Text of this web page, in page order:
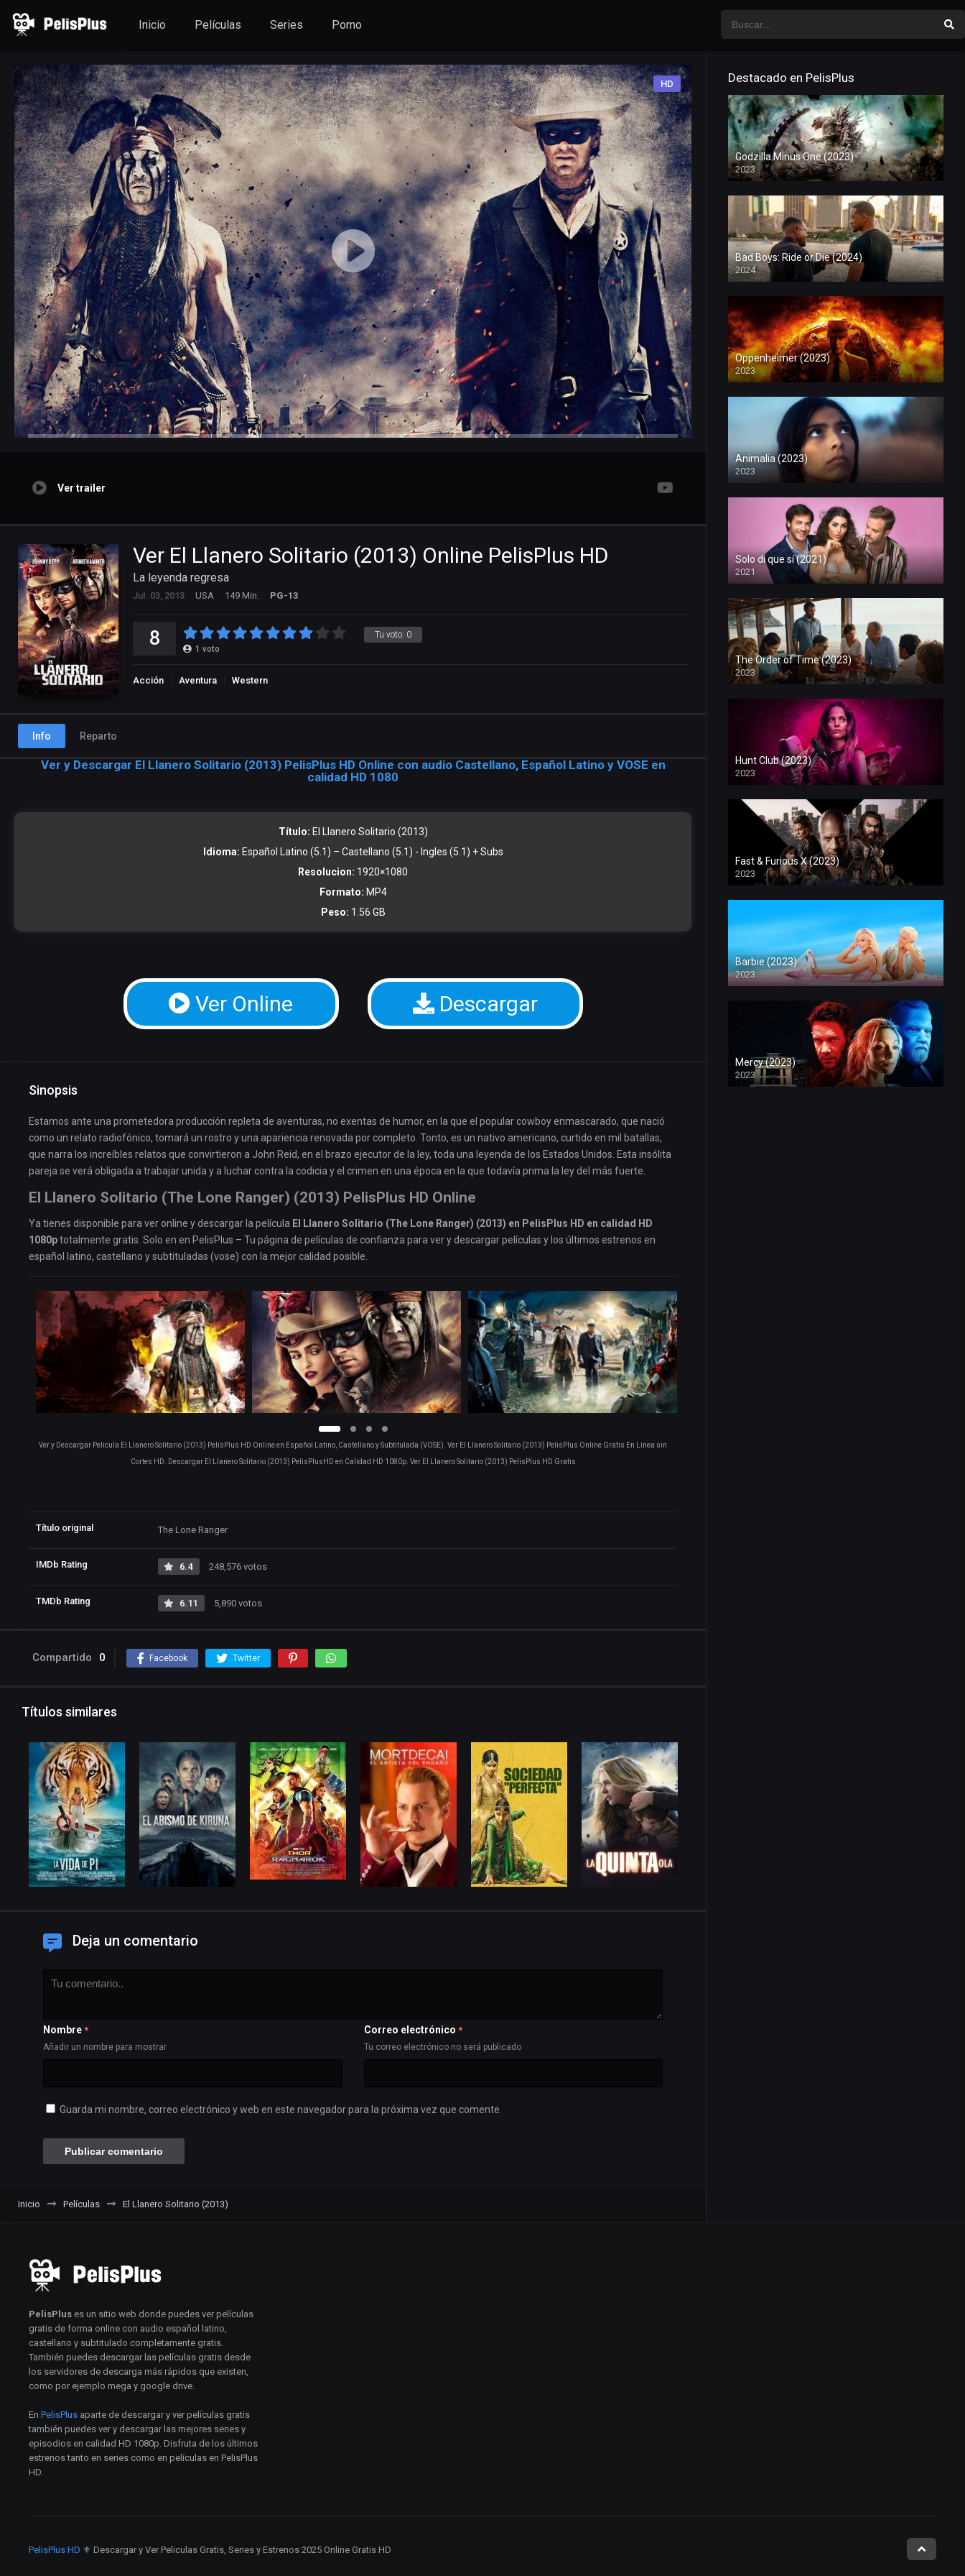
Inicio Películas Series Porno
HD
Ver trailer
Ver El Llanero Solitario (2013) Online PelisPlus HD
La leyenda regresa
Jul. 03, 2013 USA 149 Min. PG-13
Tu voto: 0
8 1 voto
Acción Aventura Western
Info Reparto
Ver y Descargar El Llanero Solitario (2013) PelisPlus HD Online con audio Castellano, Español Latino y VOSE en
calidad HD 1080
Título: El Llanero Solitario (2013)
Idioma: Español Latino (5.1) – Castellano (5.1) - Ingles (5.1) + Subs
Resolucion: 1920×1080
Formato: MP4
Peso: 1.56 GB
Ver Online Descargar
Sinopsis
Estamos ante una prometedora producción repleta de aventuras, no exentas de humor, en la que el popular cowboy enmascarado, que nació
como un relato radiofónico, tomará un rostro y una apariencia renovada por completo. Tonto, es un nativo americano, curtido en mil batallas,
que narra los increíbles relatos que convirtieron a John Reid, en el brazo ejecutor de la ley, toda una leyenda de los Estados Unidos. Esta insólita
pareja se verá obligada a trabajar unida y a luchar contra la codicia y el crimen en una época en la que todavía prima la ley del más fuerte.
El Llanero Solitario (The Lone Ranger) (2013) PelisPlus HD Online
Ya tienes disponible para ver online y descargar la película El Llanero Solitario (The Lone Ranger) (2013) en PelisPlus HD en calidad HD
1080ptotalmente gratis. Solo en en PelisPlus – Tu página de películas de confianza para ver y descargar películas y los últimos estrenos en
español latino, castellano y subtituladas (vose) con la mejor calidad posible.
Ver y Descargar Pelicula El Llanero Solitario (2013) PelisPlus HD Online en Español Latino, Castellano y Subtitulada (VOSE). Ver El Llanero Solitario (2013) PelisPlus Online Gratis En Linea sin
Cortes HD. Descargar El Llanero Solitario (2013) PelisPlusHD en Calidad HD 1080p. Ver El Llanero Solitario (2013) PelisPlus HD Gratis
Título original The Lone Ranger
IMDb Rating 6.4 248,576 votos
TMDb Rating 6.11 5,890 votos
Compartido 0 Facebook Twitter
Títulos similares
Deja un comentario
Nombre *
Añadir un nombre para mostrar
Correo electrónico *
Tu correo electrónico no será publicado
Guarda mi nombre, correo electrónico y web en este navegador para la próxima vez que comente.
Inicio Películas El Llanero Solitario (2013)
Destacado en PelisPlus
Godzilla Minus One (2023)
2023
Bad Boys: Ride or Die (2024)
2024
Oppenheimer (2023)
2023
Animalia (2023)
2023
Solo di que sí (2021)
2021
The Order of Time (2023)
2023
Hunt Club (2023)
2023
Fast & Furious X (2023)
2023
Barbie (2023)
2023
Mercy (2023)
2023
PelisPlus es un sitio web donde puedes ver películas
gratis de forma online con audio español latino,
castellano y subtitulado completamente gratis.
También puedes descargar las películas gratis desde
los servidores de descarga más rápidos que existen,
como por ejemplo mega y google drive.
En PelisPlus aparte de descargar y ver películas gratis
también puedes ver y descargar las mejores series y
episodios en calidad HD 1080p. Disfruta de los últimos
estrenos tanto en series como en películas en PelisPlus
HD.
PelisPlus HD ⚜️ Descargar y Ver Peliculas Gratis, Series y Estrenos 2025 Online Gratis HD